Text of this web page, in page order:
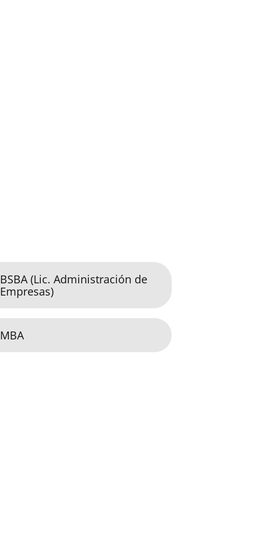
BSBA (Lic. Administración de
Empresas)
MBA